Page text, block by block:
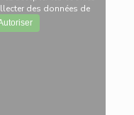
des données de